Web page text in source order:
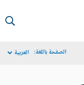
الصفحة باللغة: العربية